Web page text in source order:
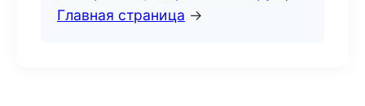
Главная страница →